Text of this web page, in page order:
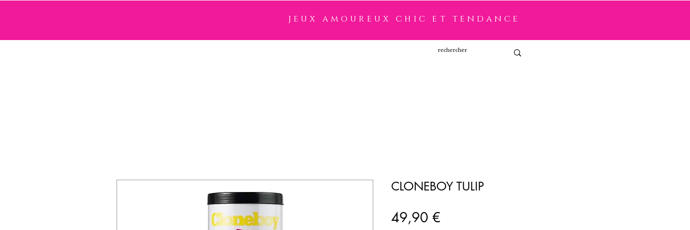
jeux amoureux chic et tendance
CLONEBOY TULIP
49,90 €